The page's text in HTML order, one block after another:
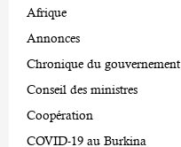
Afrique
Annonces
Chronique du gouvernement
Conseil des ministres
Coopération
COVID-19 au Burkina